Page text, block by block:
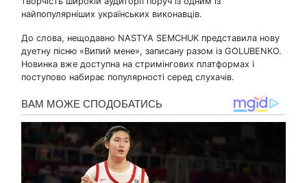
найпопулярніших українських виконавців.
До слова, нещодавно NASTYA SEMCHUK представила нову
дуетну пісню «Випий мене», записану разом із GOLUBENKO.
Новинка вже доступна на стримінгових платформах і
поступово набирає популярності серед слухачів.